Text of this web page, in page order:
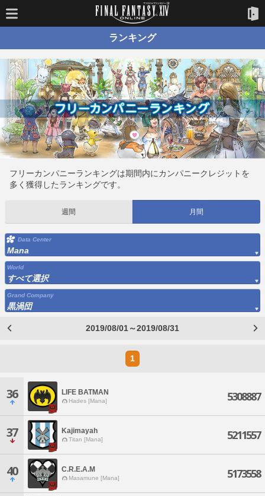
ランキング
フリーカンパニーランキングは期間内にカンパニークレジットを
多く獲得したランキングです。
週間 月間
Data Center
Mana
World
すべて選択
Grand Company
黒渦団
2019/08/01～2019/08/31
1
36 LIFE BATMAN
Hades [Mana] 5308887
37 Kajimayah
Titan [Mana] 5211557
40 C.R.E.A.M
Masamune [Mana] 5173558